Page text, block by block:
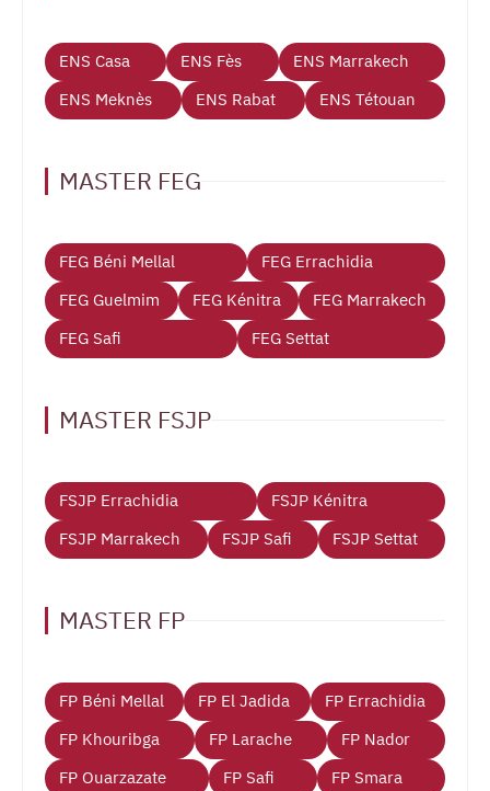
ENS Casa ENS Fès
ENS Marrakech
ENS Meknès
ENS Rabat ENS Tétouan
MASTER FEG
FEG Béni Mellal
FEG Errachidia
FEG Guelmim
FEG Kénitra
FEG Marrakech
FEG Safi
FEG Settat
MASTER FSJP
FSJP Errachidia
FSJP Kénitra
FSJP Marrakech
FSJP Safi FSJP Settat
MASTER FP
FP Béni Mellal FP El Jadida
FP Errachidia
FP Khouribga
FP Larache
FP Nador
FP Ouarzazate
FP Safi
FP Smara